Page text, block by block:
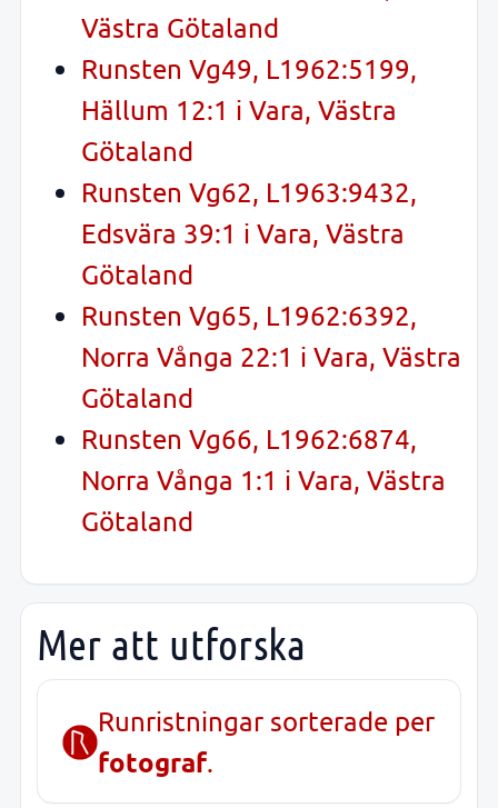
Västra Götaland
Runsten Vg49, L1962:5199,
Hällum 12:1 i Vara, Västra
Götaland
Runsten Vg62, L1963:9432,
Edsvära 39:1 i Vara, Västra
Götaland
Runsten Vg65, L1962:6392,
Norra Vånga 22:1 i Vara, Västra
Götaland
Runsten Vg66, L1962:6874,
Norra Vånga 1:1 i Vara, Västra
Götaland
Mer att utforska
Runristningar sorterade per
fotograf.